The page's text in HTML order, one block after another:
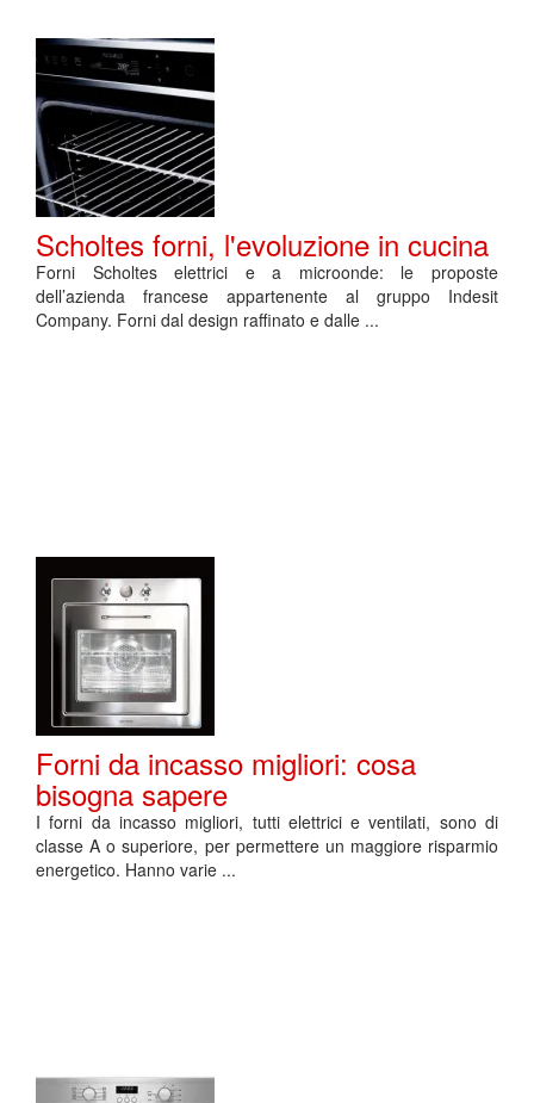
Scholtes forni, l'evoluzione in cucina
Forni Scholtes elettrici e a microonde: le proposte
dell’azienda francese appartenente al gruppo Indesit
Company. Forni dal design raffinato e dalle ...
Forni da incasso migliori: cosa
bisogna sapere
I forni da incasso migliori, tutti elettrici e ventilati, sono di
classe A o superiore, per permettere un maggiore risparmio
energetico. Hanno varie ...